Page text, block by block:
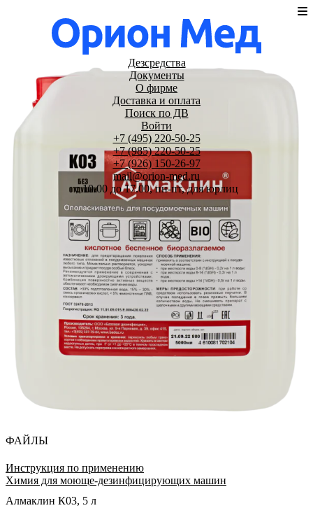
Дезсредства
Документы
О фирме
Доставка и оплата
Поиск по ДВ
Войти
+7 (495) 220-50-25
+7 (985) 220-50-25
+7 (926) 150-26-97
mail@orion-med.ru
c 10.00 до 17.00, пн-пт, для юрлиц
ФАЙЛЫ
Инструкция по применению
Химия для моюще-дезинфицирующих машин
Алмаклин К03, 5 л